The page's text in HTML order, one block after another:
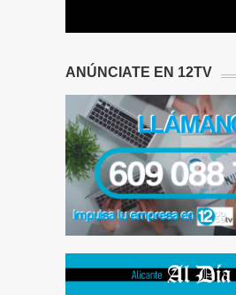
ANÚNCIATE EN 12TV